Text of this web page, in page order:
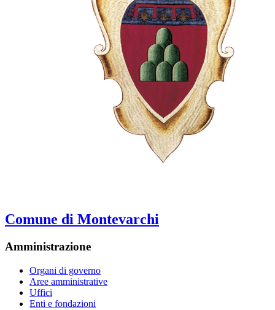
Comune di Montevarchi
Amministrazione
Organi di governo
Aree amministrative
Uffici
Enti e fondazioni